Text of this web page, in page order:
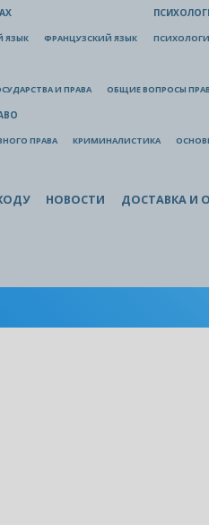
ЯЗЫК ФРАНЦУЗСКИЙ ЯЗЫК
И ПРАВА ОБЩИЕ ВОПРОСЫ
ПРАВА КРИМИНАЛИСТИКА
НОВОСТИ ДОСТАВКА И